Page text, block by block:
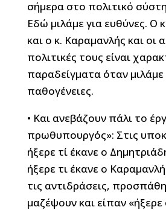
σήμερα στο πολιτικό
Εδώ μιλάμε για ευθύνες. Ο
και ο κ. Καραμανλής και οι
πολιτικές τους είναι
παραδείγματα όταν μιλάμε
παθογένειες.
• Και ανεβάζουν πάλι το
πρωθυπουργός»: Στις
ήξερε τί έκανε ο
ήξερε τι έκανε ο
τις αντιδράσεις,
μαζέψουν και είπαν